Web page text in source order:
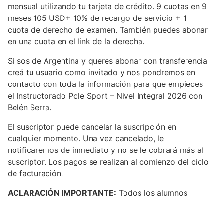
mensual utilizando tu tarjeta de crédito. 9 cuotas en 9
meses 105 USD+ 10% de recargo de servicio + 1
cuota de derecho de examen. También puedes abonar
en una cuota en el link de la derecha.
Si sos de Argentina y queres abonar con transferencia
creá tu usuario como invitado y nos pondremos en
contacto con toda la información para que empieces
el Instructorado Pole Sport – Nivel Integral 2026 con
Belén Serra.
El suscriptor puede cancelar la suscripción en
cualquier momento. Una vez cancelado, le
notificaremos de inmediato y no se le cobrará más al
suscriptor. Los pagos se realizan al comienzo del ciclo
de facturación.
ACLARACIÓN IMPORTANTE: Todos los alumnos